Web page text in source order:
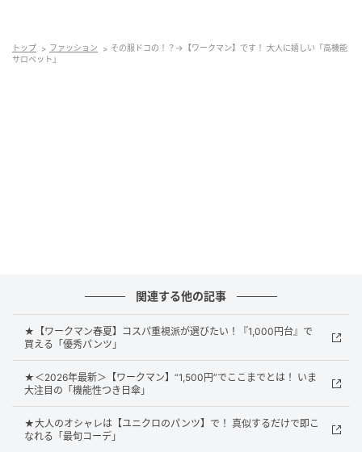
ャーにもぴったり。カラーは、こなれ感のある色落ち
トップ ファッション
その服ドコの！？→【ワークマン】です！ 大人に嬉しい「高機能
サロペット」
関連する他の記事
★【ワークマン春夏】コスパ重視派が選びたい！『1,000円台』で
買える「優秀パンツ」
★＜2026年最新＞【ワークマン】“1,500円”でここまでとは！ いま
大注目の「機能性つき日傘」
★大人のオシャレは【ユニクロのパンツ】で！ 真似するだけで即こ
なれる「最旬コーデ」